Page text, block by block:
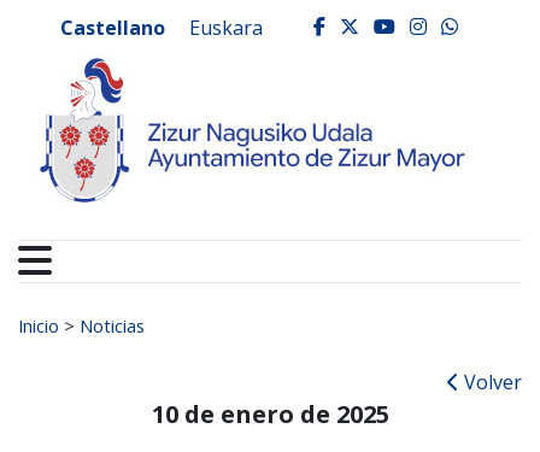
Ayuntamiento de
Castellano Euskara facebook
twitter
youtube
Buscar:
Inicio > Noticias
Volver
10 de enero de 2025